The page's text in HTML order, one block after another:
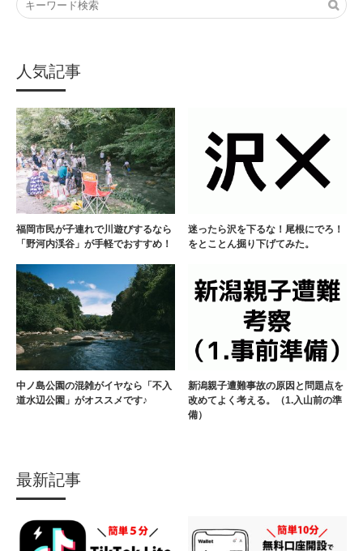
人気記事
福岡市民が子連れで川遊びするなら
「野河内渓谷」が手軽でおすすめ！
迷ったら沢を下るな！尾根にでろ！
をとことん掘り下げてみた。
中ノ島公園の混雑がイヤなら「不入
道水辺公園」がオススメです♪
新潟親子遭難事故の原因と問題点を
改めてよく考える。（1.入山前の準
備）
最新記事